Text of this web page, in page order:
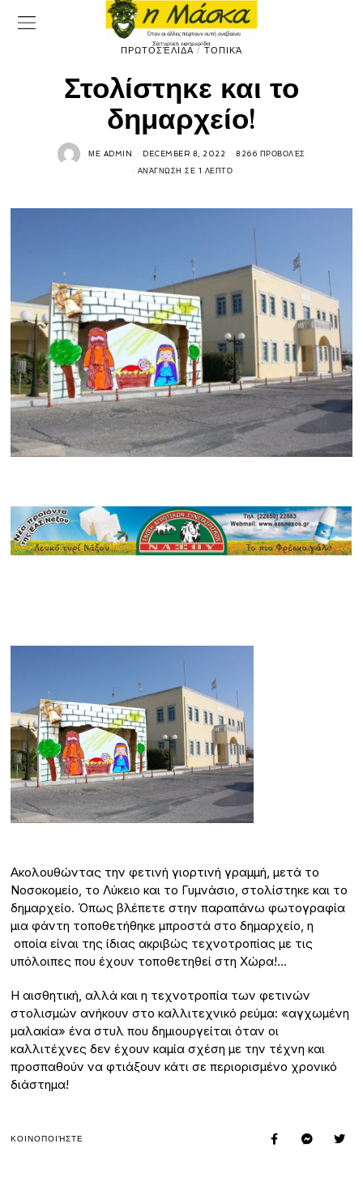
ΠΡΩΤΟΣΈΛΙΔΑ / ΤΟΠΙΚΆ
Στολίστηκε και το
δημαρχείο!
ΜΕ ADMIN DECEMBER 8, 2022 8266 ΠΡΟΒΟΛΈΣ
ΑΝΆΓΝΩΣΗ ΣΕ 1 ΛΕΠΤΌ
Ακολουθώντας την φετινή γιορτινή γραμμή, μετά το
Νοσοκομείο, το Λύκειο και το Γυμνάσιο, στολίστηκε και το
δημαρχείο. Όπως βλέπετε στην παραπάνω φωτογραφία
μια φάντη τοποθετήθηκε μπροστά στο δημαρχείο, η
οποία είναι της ίδιας ακριβώς τεχνοτροπίας με τις
υπόλοιπες που έχουν τοποθετηθεί στη Χώρα!…
Η αισθητική, αλλά και η τεχνοτροπία των φετινών
στολισμών ανήκουν στο καλλιτεχνικό ρεύμα: «αγχωμένη
μαλακία» ένα στυλ που δημιουργείται όταν οι
καλλιτέχνες δεν έχουν καμία σχέση με την τέχνη και
προσπαθούν να φτιάξουν κάτι σε περιορισμένο χρονικό
διάστημα!
ΚΟΙΝΟΠΟΙΉΣΤΕ